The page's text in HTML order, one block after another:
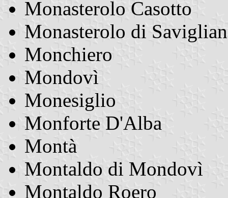
Monasterolo Casotto
Monasterolo di
Monchiero
Mondovì
Monesiglio
Monforte D'Alba
Montà
Montaldo di Mondovì
Montaldo Roero